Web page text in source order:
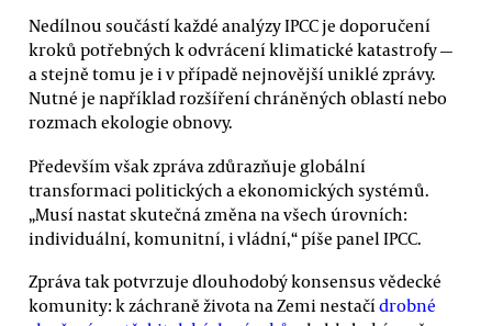
Nedílnou součástí každé analýzy IPCC je doporučení
kroků potřebných k odvrácení klimatické katastrofy —
a stejně tomu je i v případě nejnovější uniklé zprávy.
Nutné je například rozšíření chráněných oblastí nebo
rozmach ekologie obnovy.
Především však zpráva zdůrazňuje globální
transformaci politických a ekonomických systémů.
„Musí nastat skutečná změna na všech úrovních:
individuální, komunitní, i vládní,“ píše panel IPCC.
Zpráva tak potvrzuje dlouhodobý konsensus vědecké
komunity: k záchraně života na Zemi nestačí drobné